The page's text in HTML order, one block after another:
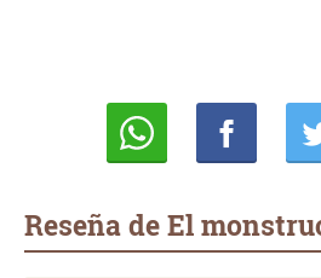
Reseña de El